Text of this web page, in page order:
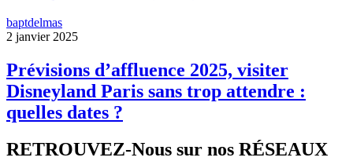
baptdelmas
2 janvier 2025
Prévisions d’affluence 2025, visiter
Disneyland Paris sans trop attendre :
quelles dates ?
RETROUVEZ-Nous sur nos RÉSEAUX